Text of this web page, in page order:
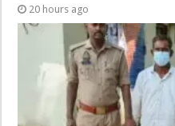
20 hours ago